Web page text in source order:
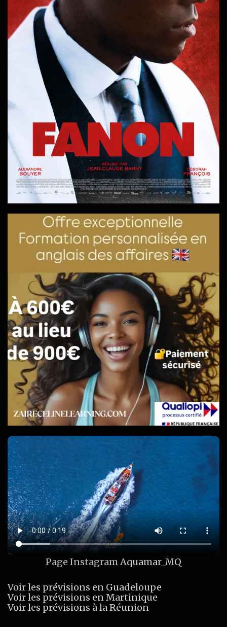
Page InstagramAquamar_MQ
Voir les prévisions en Guadeloupe
Voir les prévisions en Martinique
Voir les prévisions à la Réunion